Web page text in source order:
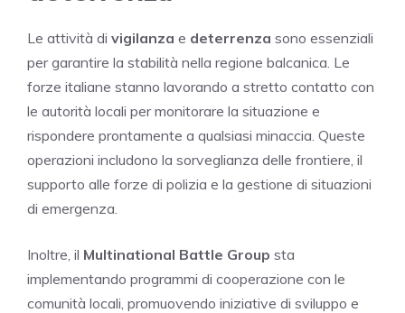
Le attività di vigilanza e deterrenza sono essenziali
per garantire la stabilità nella regione balcanica. Le
forze italiane stanno lavorando a stretto contatto con
le autorità locali per monitorare la situazione e
rispondere prontamente a qualsiasi minaccia. Queste
operazioni includono la sorveglianza delle frontiere, il
supporto alle forze di polizia e la gestione di situazioni
di emergenza.
Inoltre, il Multinational Battle Group sta
implementando programmi di cooperazione con le
comunità locali, promuovendo iniziative di sviluppo e